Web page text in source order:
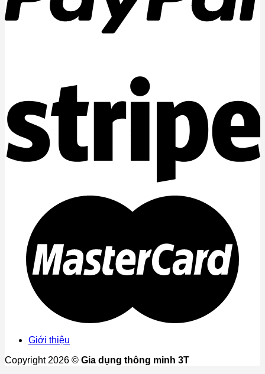
Giới thiệu
Copyright 2026 © Gia dụng thông minh 3T